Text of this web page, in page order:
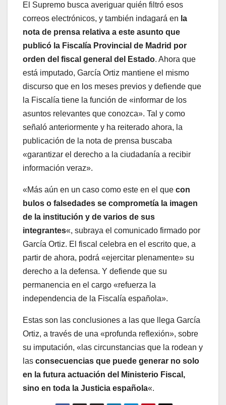
El Supremo busca averiguar quién filtró esos
correos electrónicos, y también indagará en la
nota de prensa relativa a este asunto que
publicó la Fiscalía Provincial de Madrid por
orden del fiscal general del Estado. Ahora que
está imputado, García Ortiz mantiene el mismo
discurso que en los meses previos y defiende que
la Fiscalía tiene la función de «informar de los
asuntos relevantes que conozca». Tal y como
señaló anteriormente y ha reiterado ahora, la
publicación de la nota de prensa buscaba
«garantizar el derecho a la ciudadanía a recibir
información veraz».
«Más aún en un caso como este en el que con
bulos o falsedades se comprometía la imagen
de la institución y de varios de sus
integrantes«, subraya el comunicado firmado por
García Ortiz. El fiscal celebra en el escrito que, a
partir de ahora, podrá «ejercitar plenamente» su
derecho a la defensa. Y defiende que su
permanencia en el cargo «refuerza la
independencia de la Fiscalía española».
Estas son las conclusiones a las que llega García
Ortiz, a través de una «profunda reflexión», sobre
su imputación, «las circunstancias que la rodean y
las consecuencias que puede generar no solo
en la futura actuación del Ministerio Fiscal,
sino en toda la Justicia española«.